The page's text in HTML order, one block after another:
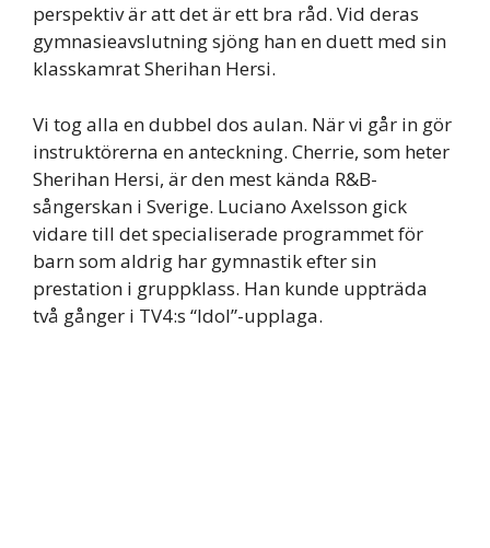
perspektiv är att det är ett bra råd. Vid deras
gymnasieavslutning sjöng han en duett med sin
klasskamrat Sherihan Hersi.
Vi tog alla en dubbel dos aulan. När vi går in gör
instruktörerna en anteckning. Cherrie, som heter
Sherihan Hersi, är den mest kända R&B-
sångerskan i Sverige. Luciano Axelsson gick
vidare till det specialiserade programmet för
barn som aldrig har gymnastik efter sin
prestation i gruppklass. Han kunde uppträda
två gånger i TV4:s “Idol”-upplaga.